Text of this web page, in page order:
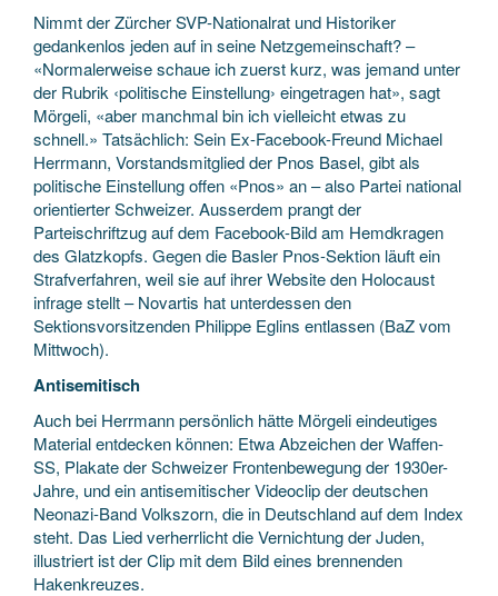
Nimmt der Zürcher SVP-Nationalrat und Historiker
gedankenlos jeden auf in seine Netzgemeinschaft? –
«Normalerweise schaue ich zuerst kurz, was jemand unter
der Rubrik ‹politische Einstellung› eingetragen hat», sagt
Mörgeli, «aber manchmal bin ich vielleicht etwas zu
schnell.» Tatsächlich: Sein Ex-Facebook-Freund Michael
Herrmann, Vorstandsmitglied der Pnos Basel, gibt als
politische Einstellung offen «Pnos» an – also Partei national
orientierter Schweizer. Ausserdem prangt der
Parteischriftzug auf dem Facebook-Bild am Hemdkragen
des Glatzkopfs. Gegen die Basler Pnos-Sektion läuft ein
Strafverfahren, weil sie auf ihrer Website den Holocaust
infrage stellt – Novartis hat unterdessen den
Sektionsvorsitzenden Philippe Eglins entlassen (BaZ vom
Mittwoch).
Antisemitisch
Auch bei Herrmann persönlich hätte Mörgeli eindeutiges
Material entdecken können: Etwa Abzeichen der Waffen-
SS, Plakate der Schweizer Frontenbewegung der 1930er-
Jahre, und ein antisemitischer Videoclip der deutschen
Neonazi-Band Volkszorn, die in Deutschland auf dem Index
steht. Das Lied verherrlicht die Vernichtung der Juden,
illustriert ist der Clip mit dem Bild eines brennenden
Hakenkreuzes.